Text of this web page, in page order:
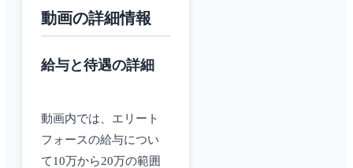
動画の詳細情報
給与と待遇の詳細
動画内では、エリート
フォースの給与につい
て10万から20万の範囲